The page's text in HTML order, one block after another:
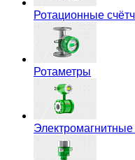
Ротационные
Ротаметры